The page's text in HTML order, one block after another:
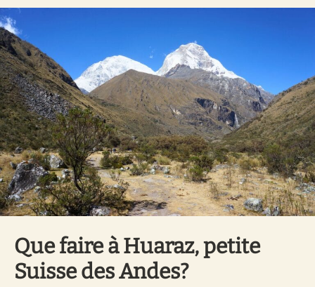
Que faire à Huaraz, petite
Suisse des Andes?